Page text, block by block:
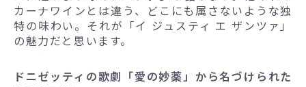
カーナワインとは違う、どこにも属さないような独
特の味わい。それが「イ ジュスティ エ ザンツァ」
の魅力だと思います。
ドニゼッティの歌劇「愛の妙薬」から名づけられた